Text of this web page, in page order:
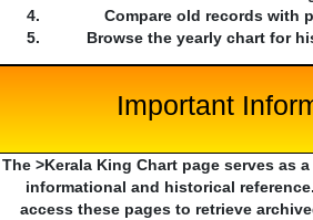
Compare old records with
Browse the yearly chart for
Important
The >Kerala King Chart page serves as
informational and historical
access these pages to retrieve